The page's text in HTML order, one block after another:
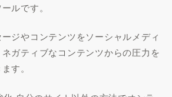
ルです。
ジやコンテンツをソーシャルメディ
ガティブなコンテンツからの圧力を
す。